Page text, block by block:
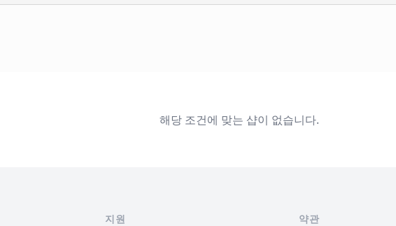
해당 조건에 맞는 샵이 없습니다.
지원 약관